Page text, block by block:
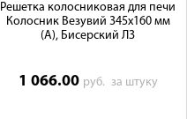
Решетка колосниковая для печи
Колосник Везувий 345х160 мм
(А), Бисерский ЛЗ
1 066.00 руб. за штуку